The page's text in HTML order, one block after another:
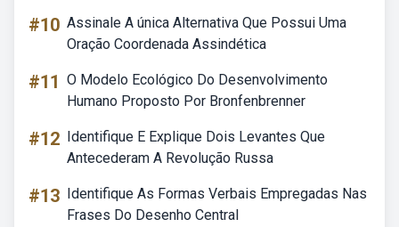
#10 Assinale A única Alternativa Que Possui Uma
Oração Coordenada Assindética
#11 O Modelo Ecológico Do Desenvolvimento
Humano Proposto Por Bronfenbrenner
#12 Identifique E Explique Dois Levantes Que
Antecederam A Revolução Russa
#13 Identifique As Formas Verbais Empregadas Nas
Frases Do Desenho Central